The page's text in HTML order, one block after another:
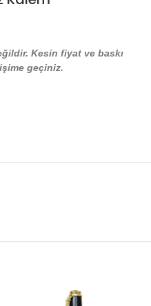
Kesin fiyat ve baskı
geçiniz.